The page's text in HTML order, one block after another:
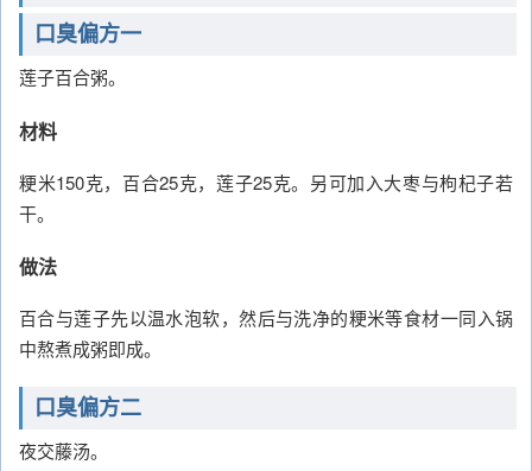
口臭偏方一
莲子百合粥。
材料
粳米150克，百合25克，莲子25克。另可加入大枣与枸杞子若
干。
做法
百合与莲子先以温水泡软，然后与洗净的粳米等食材一同入锅
中熬煮成粥即成。
口臭偏方二
夜交藤汤。